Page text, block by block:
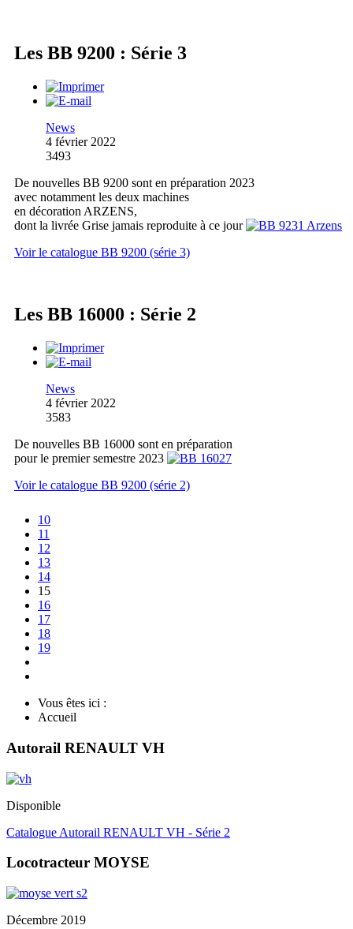
Les BB 9200 : Série 3
News
4 février 2022
3493
De nouvelles BB 9200 sont en préparation 2023
avec notamment les deux machines
en décoration ARZENS,
dont la livrée Grise jamais reproduite à ce jour
Voir le catalogue BB 9200 (série 3)
Les BB 16000 : Série 2
News
4 février 2022
3583
De nouvelles BB 16000 sont en préparation
pour le premier semestre 2023
Voir le catalogue BB 9200 (série 2)
10
11
12
13
14
15
16
17
18
19
Vous êtes ici :
Accueil
Autorail RENAULT VH
Disponible
Catalogue Autorail RENAULT VH - Série 2
Locotracteur MOYSE
Décembre 2019